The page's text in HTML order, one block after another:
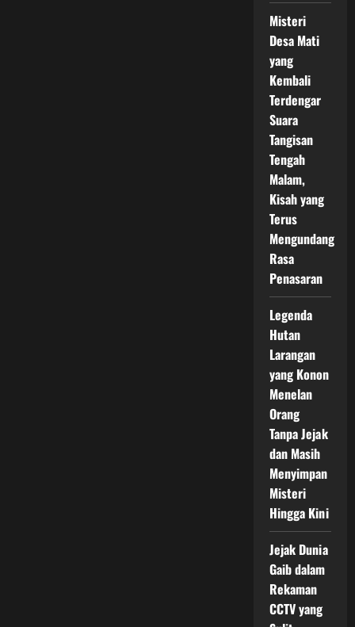
Misteri
Desa Mati
yang
Kembali
Terdengar
Suara
Tangisan
Tengah
Malam,
Kisah yang
Terus
Mengundang
Rasa
Penasaran
Legenda
Hutan
Larangan
yang Konon
Menelan
Orang
Tanpa Jejak
dan Masih
Menyimpan
Misteri
Hingga Kini
Jejak Dunia
Gaib dalam
Rekaman
CCTV yang